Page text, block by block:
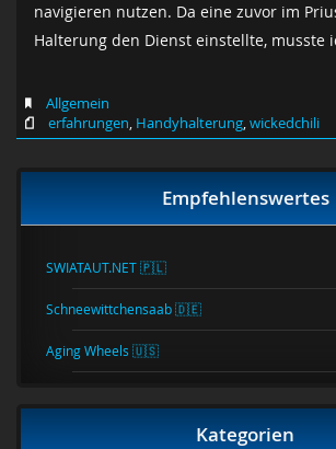
navigieren nutzen. Da eine zuvor im
Halterung den Dienst einstellte, musste
Allgemein
erfahrungen, Handyhalterung,wickedchili
Empfehlenswertes
SWIATAUT.NET 🇵🇱
Schneewittchensaab 🇩🇪
Aging Wheels 🇺🇸
Kategorien